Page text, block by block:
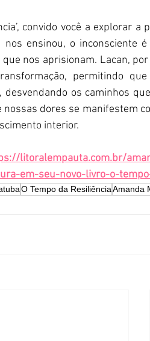
convido você a explorar a
ensinou, o inconsciente
nos aprisionam. Lacan,
permitindo
os caminhos
nossas dores se manifestem
interior.
litoralempauta.com.br/
em-seu-novo-livro-o-
O Tempo da ResiliênciaAmanda